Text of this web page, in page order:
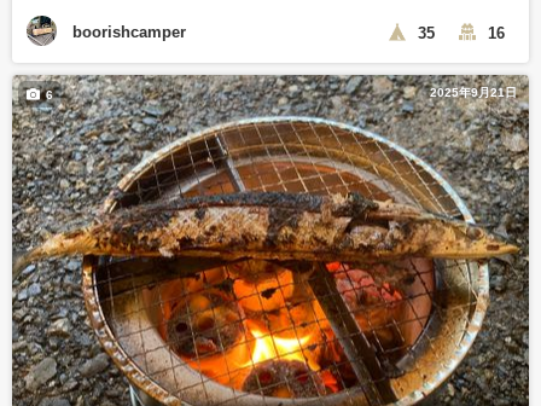
boorishcamper 35 16
2025年9月21日
6